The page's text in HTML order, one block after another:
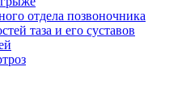
отдела позвоночника
таза и его суставов